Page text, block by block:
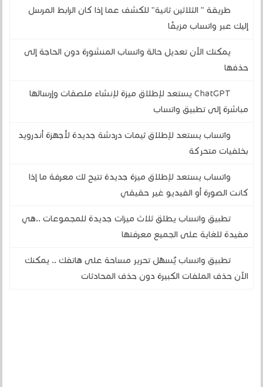
طريقة " الثلاثين ثانية" للكشف عما إذا كان الرابط المرسل
إليك عبر واتساب مزيفًا
يمكنك الآن تعديل حالة واتساب المنشورة دون الحاجة إلى
حذفها
ChatGPT يستعد لإطلاق ميزة لإنشاء ملصقات وإرسالها
مباشرة إلى تطبيق واتساب
واتساب يستعد لإطلاق ثيمات دردشة جديدة لأجهزة أندرويد
بخلفيات متحركة
واتساب يستعد لإطلاق ميزة جديدة تتيح لك معرفة ما إذا
كانت الصورة أو الفيديو غير حقيقي
تطبيق واتساب يطلق ثلاث ميزات جديدة للمجموعات ..هي
مفيدة للغاية على الجميع معرفتها
تطبيق واتساب يُسهّل تحرير مساحة على هاتفك .. يمكنك
الآن حذف الملفات الكبيرة دون حذف المحادثات